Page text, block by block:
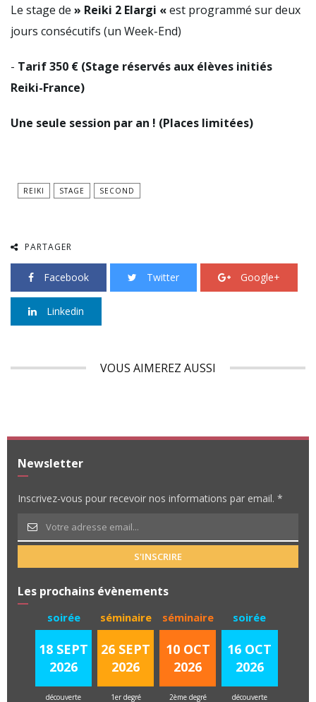
Le stage de » Reiki 2 Elargi «est programmé sur deux
jours consécutifs (un Week-End)
- Tarif 350 € (Stage réservés aux élèves initiés
Reiki-France)
Une seule session par an ! (Places limitées)
REIKI STAGE SECOND
PARTAGER
Facebook Twitter Google+
Linkedin
VOUS AIMEREZ AUSSI
Newsletter
Inscrivez-vous pour recevoir nos informations par email. *
S'INSCRIRE
Les prochains évènements
soirée
18 SEPT
2026
découverte
séminaire
26 SEPT
2026
1er degré
séminaire
10 OCT
2026
2ème degré
soirée
16 OCT
2026
découverte